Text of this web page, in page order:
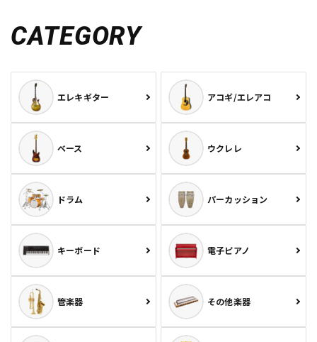
CATEGORY
エレキギター アコギ/エレアコ
ベース ウクレレ
ドラム パーカッション
キーボード 電子ピアノ
管楽器 その他楽器